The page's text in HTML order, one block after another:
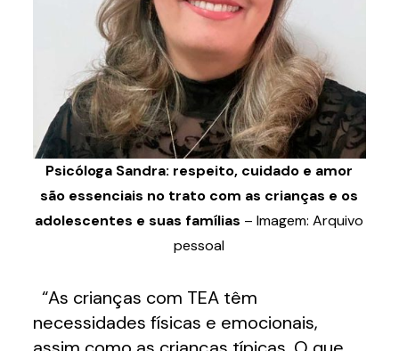
Psicóloga Sandra: respeito, cuidado e amor
são essenciais no trato com as crianças e os
adolescentes e suas famílias – Imagem: Arquivo
pessoal
“As crianças com TEA têm
necessidades físicas e emocionais,